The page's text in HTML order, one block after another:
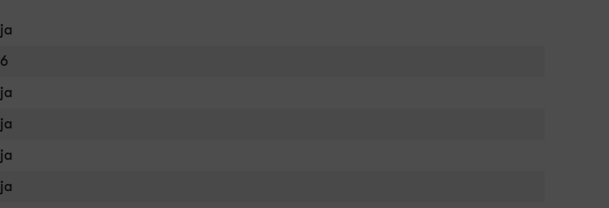
ja
6
ja
ja
ja
ja